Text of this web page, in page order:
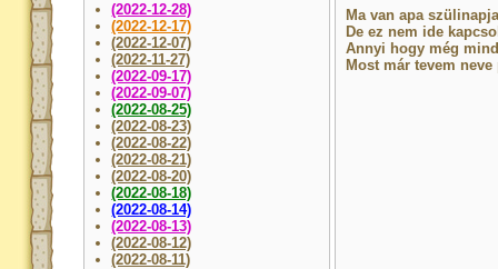
(2022-12-28)
(2022-12-17)
(2022-12-07)
(2022-11-27)
(2022-09-17)
(2022-09-07)
(2022-08-25)
(2022-08-23)
(2022-08-22)
(2022-08-21)
(2022-08-20)
(2022-08-18)
(2022-08-14)
(2022-08-13)
(2022-08-12)
(2022-08-11)
Ma van apa
De ez nem ide
Annyi hogy még
Most már tevem